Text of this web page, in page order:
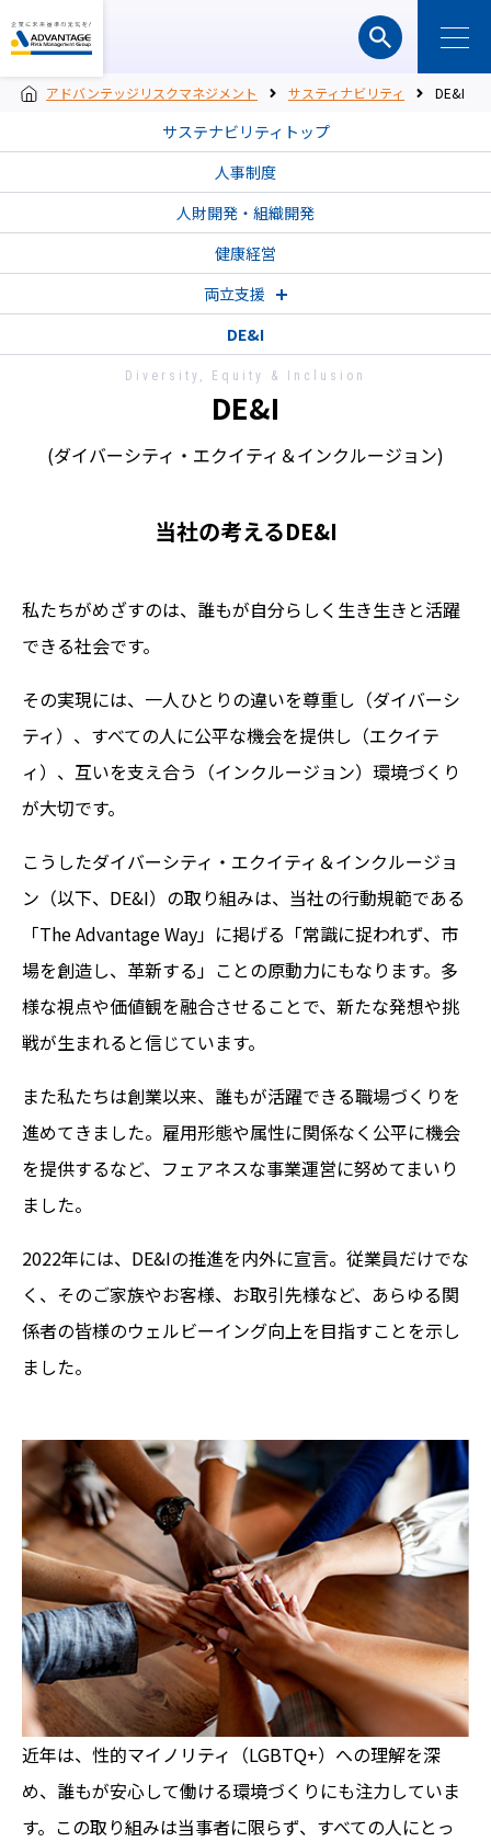
アドバンテッジリスクマネジメント サスティナビリティ DE&I
サステナビリティトップ
人事制度
人財開発・組織開発
健康経営
両立支援
DE&I
Diversity, Equity & Inclusion
DE&I
(ダイバーシティ・エクイティ＆インクルージョン)
当社の考えるDE&I
私たちがめざすのは、誰もが自分らしく生き生きと活躍
できる社会です。
その実現には、一人ひとりの違いを尊重し（ダイバーシ
ティ）、すべての人に公平な機会を提供し（エクイテ
ィ）、互いを支え合う（インクルージョン）環境づくり
が大切です。
こうしたダイバーシティ・エクイティ＆インクルージョ
ン（以下、DE&I）の取り組みは、当社の行動規範である
「The Advantage Way」に掲げる「常識に捉われず、市
場を創造し、革新する」ことの原動力にもなります。多
様な視点や価値観を融合させることで、新たな発想や挑
戦が生まれると信じています。
また私たちは創業以来、誰もが活躍できる職場づくりを
進めてきました。雇用形態や属性に関係なく公平に機会
を提供するなど、フェアネスな事業運営に努めてまいり
ました。
2022年には、DE&Iの推進を内外に宣言。従業員だけでな
く、そのご家族やお客様、お取引先様など、あらゆる関
係者の皆様のウェルビーイング向上を目指すことを示し
ました。
近年は、性的マイノリティ（LGBTQ+）への理解を深
め、誰もが安心して働ける環境づくりにも注力していま
す。この取り組みは当事者に限らず、すべての人にとっ